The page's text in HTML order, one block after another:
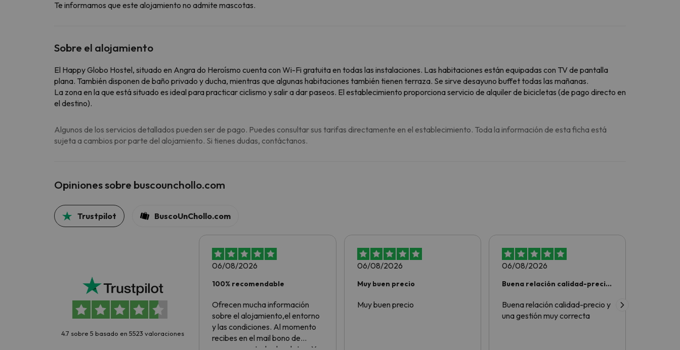
Te informamos que este alojamiento no admite mascotas.
Sobre el alojamiento
El Happy Globo Hostel, situado en Angra do Heroísmo cuenta con Wi-Fi gratuita en todas las instalaciones. Las habitaciones están equipadas con TV de pantalla
plana. También disponen de baño privado y ducha, mientras que algunas habitaciones también tienen terraza. Se sirve desayuno buffet todas las mañanas.
La zona en la que está situado es ideal para practicar ciclismo y salir a dar paseos. El establecimiento proporciona servicio de alquiler de bicicletas (de pago directo en
el destino).
Algunos de los servicios detallados pueden ser de pago. Puedes consultar sus tarifas directamente en el establecimiento. Toda la información de esta ficha está
sujeta a cambios por parte del alojamiento. Si tienes dudas, contáctanos.
Opiniones sobre buscounchollo.com
Trustpilot BuscoUnChollo.com
4.7 sobre 5 basado en 5523 valoraciones
06/08/2026
100% recomendable
Ofrecen mucha información
sobre el alojamiento,el entorno
y las condiciones. Al momento
recibes en el mail bono de
06/08/2026
Muy buen precio
Muy buen precio
06/08/2026
Buena relación calidad-precio
Buena relación calidad-precio y
una gestión muy correcta